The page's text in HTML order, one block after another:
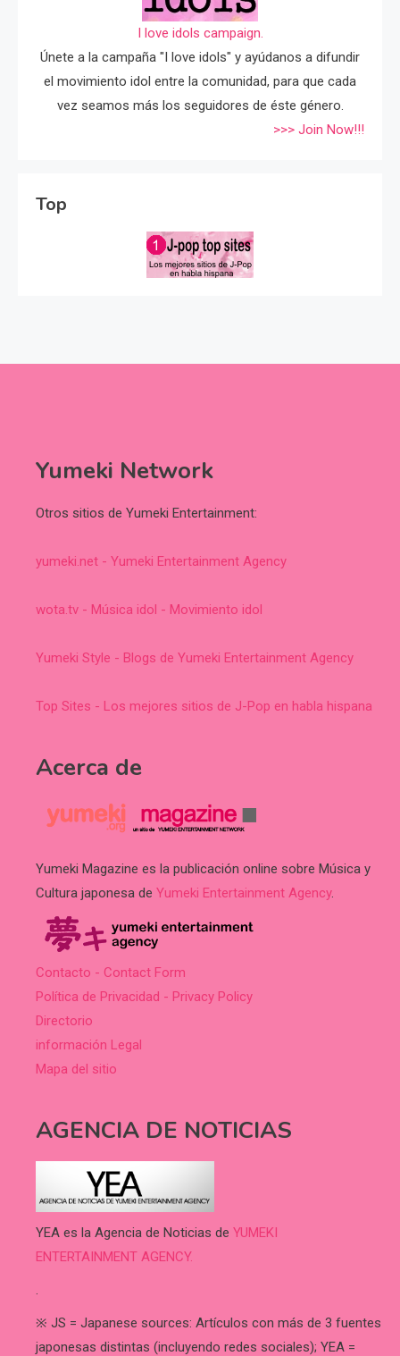
I love idols campaign.
Únete a la campaña "I love idols" y ayúdanos a difundir
el movimiento idol entre la comunidad, para que cada
vez seamos más los seguidores de éste género.
>>> Join Now!!!
Top
Yumeki Network
Otros sitios de Yumeki Entertainment:
yumeki.net - Yumeki Entertainment Agency
wota.tv - Música idol - Movimiento idol
Yumeki Style - Blogs de Yumeki Entertainment Agency
Top Sites - Los mejores sitios de J-Pop en habla hispana
Acerca de
Yumeki Magazine es la publicación online sobre Música y
Cultura japonesa de Yumeki Entertainment Agency.
Contacto - Contact Form
Política de Privacidad - Privacy Policy
Directorio
información Legal
Mapa del sitio
AGENCIA DE NOTICIAS
YEA es la Agencia de Noticias de YUMEKI
ENTERTAINMENT AGENCY.
.
※ JS = Japanese sources: Artículos con más de 3 fuentes
japonesas distintas (incluyendo redes sociales); YEA =